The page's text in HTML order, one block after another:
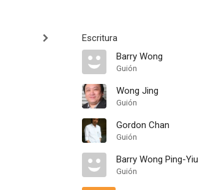
Escritura
Barry Wong
Guión
Wong Jing
Guión
Gordon Chan
Guión
Barry Wong Ping-Yiu
Guión